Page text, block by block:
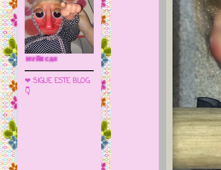
🌼 LA CUEVA DE LAS MUÑECAS
❤ SIGUE ESTE BLOG
👇